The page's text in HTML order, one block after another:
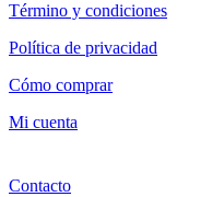
Término y condiciones
Política de privacidad
Cómo comprar
Mi cuenta
Contacto